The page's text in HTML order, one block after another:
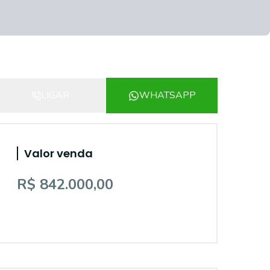
WHATSAPP
Valor venda
R$ 842.000,00